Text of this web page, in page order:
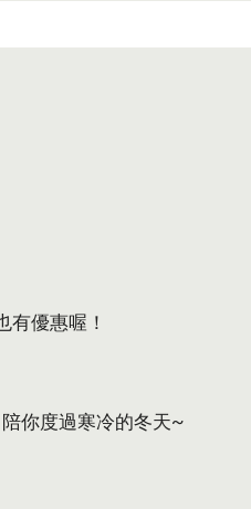
優惠喔！
你度過寒冷的冬天~